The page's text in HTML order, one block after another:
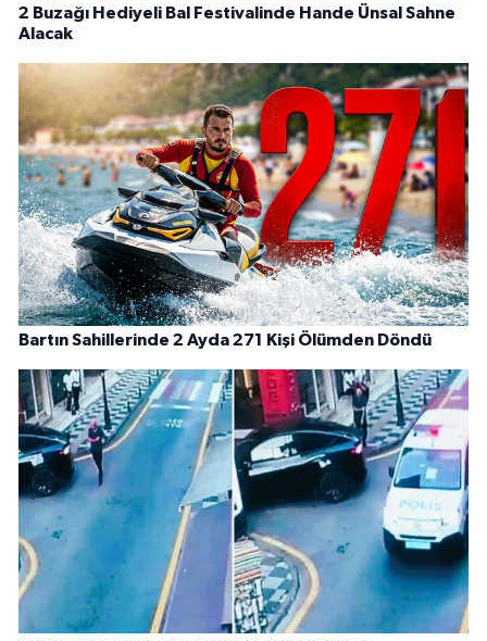
2 Buzağı Hediyeli Bal Festivalinde Hande Ünsal Sahne
Alacak
Bartın Sahillerinde 2 Ayda 271 Kişi Ölümden Döndü